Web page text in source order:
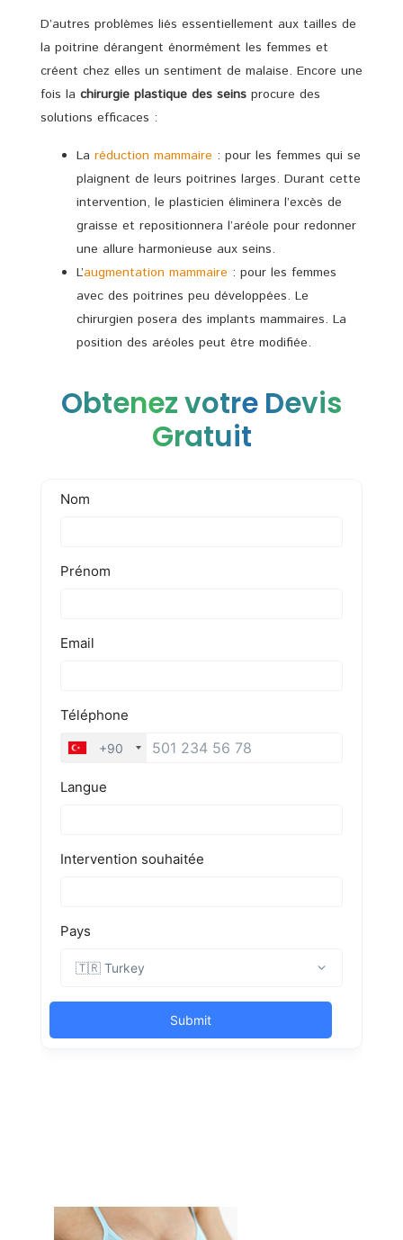
D’autres problèmes liés essentiellement aux tailles de
la poitrine dérangent énormément les femmes et
créent chez elles un sentiment de malaise. Encore une
fois la chirurgie plastique des seins procure des
solutions efficaces :
La réduction mammaire : pour les femmes qui se
plaignent de leurs poitrines larges. Durant cette
intervention, le plasticien éliminera l’excès de
graisse et repositionnera l’aréole pour redonner
une allure harmonieuse aux seins.
L’augmentation mammaire : pour les femmes
avec des poitrines peu développées. Le
chirurgien posera des implants mammaires. La
position des aréoles peut être modifiée.
Obtenez votre Devis
Gratuit